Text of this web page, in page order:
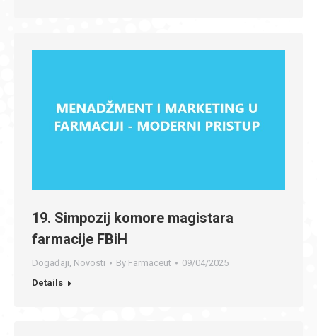
19. Simpozij komore magistara
farmacije FBiH
Događaji, Novosti By Farmaceut
09/04/2025
Details